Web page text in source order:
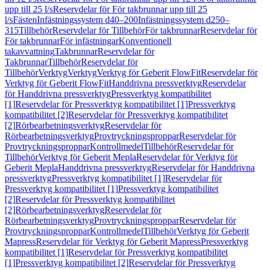
upp till 25 l/sReservdelar för För takbrunnar upp till 25
l/sFästenInfästningssystem d40–200Infästningssystem d250–
315TillbehörReservdelar för TillbehörFör takbrunnarReservdelar för
För takbrunnarFör infästningarKonventionell
takavvattningTakbrunnarReservdelar för
TakbrunnarTillbehörReservdelar för
TillbehörVerktygVerktygVerktyg för Geberit FlowFitReservdelar för
Verktyg för Geberit FlowFitHanddrivna pressverktygReservdelar
för Handdrivna pressverktygPressverktyg kompatibilitet
[1]Reservdelar för Pressverktyg kompatibilitet [1]Pressverktyg
kompatibilitet [2]Reservdelar för Pressverktyg kompatibilitet
[2]RörbearbetningsverktygReservdelar för
RörbearbetningsverktygProvtryckningspropparReservdelar för
ProvtryckningspropparKontrollmedelTillbehörReservdelar för
TillbehörVerktyg för Geberit MeplaReservdelar för Verktyg för
Geberit MeplaHanddrivna pressverktygReservdelar för Handdrivna
pressverktygPressverktyg kompatibilitet [1]Reservdelar för
Pressverktyg kompatibilitet [1]Pressverktyg kompatibilitet
[2]Reservdelar för Pressverktyg kompatibilitet
[2]RörbearbetningsverktygReservdelar för
RörbearbetningsverktygProvtryckningspropparReservdelar för
ProvtryckningspropparKontrollmedelTillbehörVerktyg för Geberit
MapressReservdelar för Verktyg för Geberit MapressPressverktyg
kompatibilitet [1]Reservdelar för Pressverktyg kompatibilitet
[1]Pressverktyg kompatibilitet [2]Reservdelar för Pressverktyg